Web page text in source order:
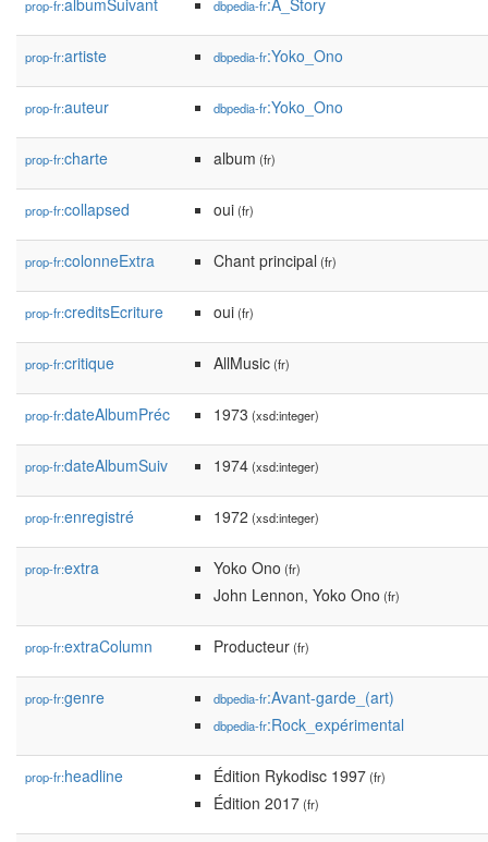
prop-fr:albumSuivant dbpedia-fr:A_Story
prop-fr:artiste dbpedia-fr:Yoko_Ono
prop-fr:auteur dbpedia-fr:Yoko_Ono
prop-fr:charte album (fr)
prop-fr:collapsed oui(fr)
prop-fr:colonneExtra Chant principal (fr)
prop-fr:creditsEcriture oui(fr)
prop-fr:critique AllMusic(fr)
prop-fr:dateAlbumPréc 1973 (xsd:integer)
prop-fr:dateAlbumSuiv 1974(xsd:integer)
prop-fr:enregistré 1972 (xsd:integer)
prop-fr:extra Yoko Ono (fr)
John Lennon, Yoko Ono (fr)
prop-fr:extraColumn Producteur(fr)
prop-fr:genre dbpedia-fr:Avant-garde_(art)
dbpedia-fr:Rock_expérimental
prop-fr:headline Édition Rykodisc 1997(fr)
Édition 2017(fr)